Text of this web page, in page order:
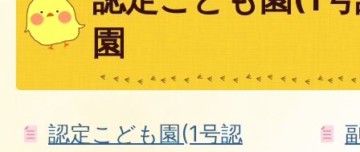
園
認定こども園(1号認